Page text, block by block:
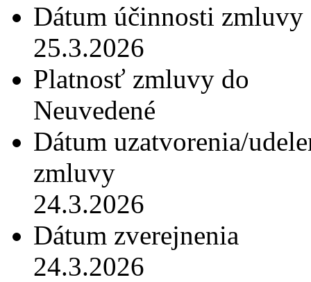
Dátum účinnosti zmluvy
25.3.2026
Platnosť zmluvy do
Neuvedené
Dátum uzatvorenia/
zmluvy
24.3.2026
Dátum zverejnenia
24.3.2026